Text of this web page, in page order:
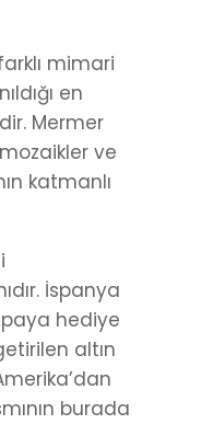
mimari
en
Mermer
ve
katmanlı
İspanya
hediye
altın
burada